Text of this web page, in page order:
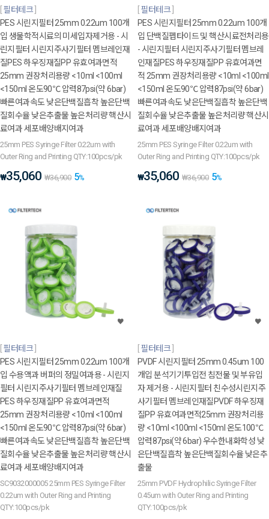
필터테크
PES 시린지필터 25mm 0.22um 100개
입 생물학적시료의 미세입자제거용 - 시
린지필터 시린지주사기필터 멤브레인재
질PES 하우징재질PP 유효여과면적
25mm 권장처리용량 <10ml <100ml
<150ml 온도90℃ 압력87psi(약 6bar)
빠른여과속도 낮은단백질흡착 높은단백
질회수율 낮은추출물 높은처리량 핵산시
료여과 세포배양배지여과
25mm PES Syringe Filter 0.22um with
Outer Ring and Printing QTY:100pcs/pk
₩35,060 ₩36,900 5%
필터테크
PES 시린지필터 25mm 0.22um 100개
입 단백질펩타이드 및 핵산시료전처리용
- 시린지필터 시린지주사기필터 멤브레
인재질PES 하우징재질PP 유효여과면
적 25mm 권장처리용량 <10ml <100ml
<150ml 온도90℃ 압력87psi(약 6bar)
빠른여과속도 낮은단백질흡착 높은단백
질회수율 낮은추출물 높은처리량 핵산시
료여과 세포배양배지여과
25mm PES Syringe Filter 0.22um with
Outer Ring and Printing QTY:100pcs/pk
₩35,060 ₩36,900 5%
필터테크
PES 시린지필터 25mm 0.22um 100개
입 수용액과 버퍼의 정밀여과용 - 시린지
필터 시린지주사기필터 멤브레인재질
PES 하우징재질PP 유효여과면적
25mm 권장처리용량 <10ml <100ml
<150ml 온도90℃ 압력87psi(약 6bar)
빠른여과속도 낮은단백질흡착 높은단백
질회수율 낮은추출물 높은처리량 핵산시
료여과 세포배양배지여과
SC9032000005 25mm PES Syringe Filter
0.22um with Outer Ring and Printing
QTY:100pcs/pk
필터테크
PVDF 시린지필터 25mm 0.45um 100
개입 분석기기투입전 침전물 및 부유입
자 제거용 - 시린지필터 친수성시린지주
사기필터 멤브레인재질PVDF 하우징재
질PP 유효여과면적25mm 권장처리용
량 <10ml <100ml <150ml 온도100℃
압력87psi(약 6bar) 우수한내화학성 낮
은단백질흡착 높은단백질회수율 낮은추
출물
25mm PVDF Hydrophilic Syringe Filter
0.45um with Outer Ring and Printing
QTY:100pcs/pk